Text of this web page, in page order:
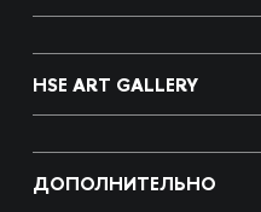
HSE ART GALLERY
ДОПОЛНИТЕЛЬНО